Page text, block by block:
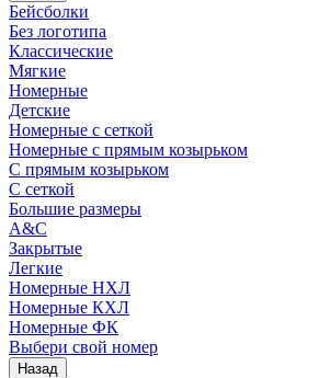
Бейсболки
Без логотипа
Классические
Мягкие
Номерные
Детские
Номерные с сеткой
Номерные с прямым козырьком
С прямым козырьком
С сеткой
Большие размеры
A&C
Закрытые
Легкие
Номерные НХЛ
Номерные КХЛ
Номерные ФК
Выбери свой номер
Назад